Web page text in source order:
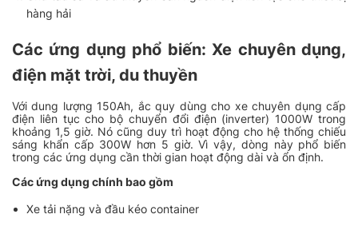
hàng hải
Các ứng dụng phổ biến: Xe chuyên dụng,
điện mặt trời, du thuyền
Với dung lượng 150Ah, ắc quy dùng cho xe chuyên dụng cấp
điện liên tục cho bộ chuyển đổi điện (inverter) 1000W trong
khoảng 1,5 giờ. Nó cũng duy trì hoạt động cho hệ thống chiếu
sáng khẩn cấp 300W hơn 5 giờ. Vì vậy, dòng này phổ biến
trong các ứng dụng cần thời gian hoạt động dài và ổn định.
Các ứng dụng chính bao gồm
Xe tải nặng và đầu kéo container